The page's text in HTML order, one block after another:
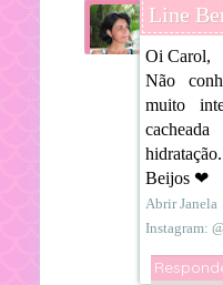
Line
Oi Carol,
Não
muito
Beijos ❤
Abrir Janela
Instagram: